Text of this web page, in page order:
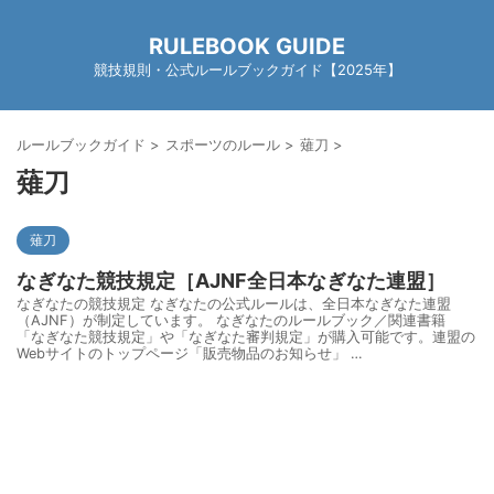
RULEBOOK GUIDE
競技規則・公式ルールブックガイド【2025年】
ルールブックガイド > スポーツのルール > 薙刀 >
薙刀
薙刀
なぎなた競技規定［AJNF全日本なぎなた連盟］
なぎなたの競技規定 なぎなたの公式ルールは、全日本なぎなた連盟
（AJNF）が制定しています。 なぎなたのルールブック／関連書籍
「なぎなた競技規定」や「なぎなた審判規定」が購入可能です。連盟の
Webサイトのトップページ「販売物品のお知らせ」 …